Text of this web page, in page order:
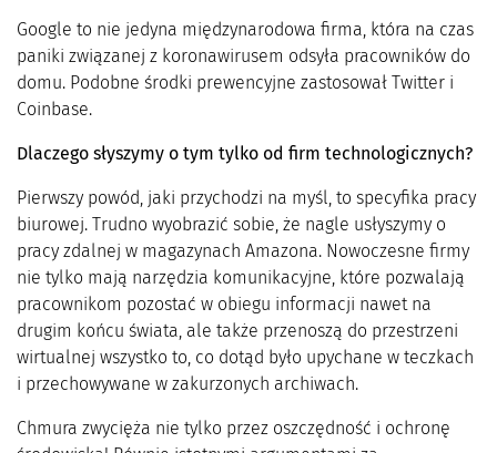
Google to nie jedyna międzynarodowa firma, która na czas
paniki związanej z koronawirusem odsyła pracowników do
domu. Podobne środki prewencyjne zastosował Twitter i
Coinbase.
Dlaczego słyszymy o tym tylko od firm technologicznych?
Pierwszy powód, jaki przychodzi na myśl, to specyfika pracy
biurowej. Trudno wyobrazić sobie, że nagle usłyszymy o
pracy zdalnej w magazynach Amazona. Nowoczesne firmy
nie tylko mają narzędzia komunikacyjne, które pozwalają
pracownikom pozostać w obiegu informacji nawet na
drugim końcu świata, ale także przenoszą do przestrzeni
wirtualnej wszystko to, co dotąd było upychane w teczkach
i przechowywane w zakurzonych archiwach.
Chmura zwycięża nie tylko przez oszczędność i ochronę